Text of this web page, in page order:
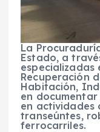
La
Estado, a
especializadas
Recuperación
Habitación,
en
en actividades
transeúntes,
ferrocarriles.